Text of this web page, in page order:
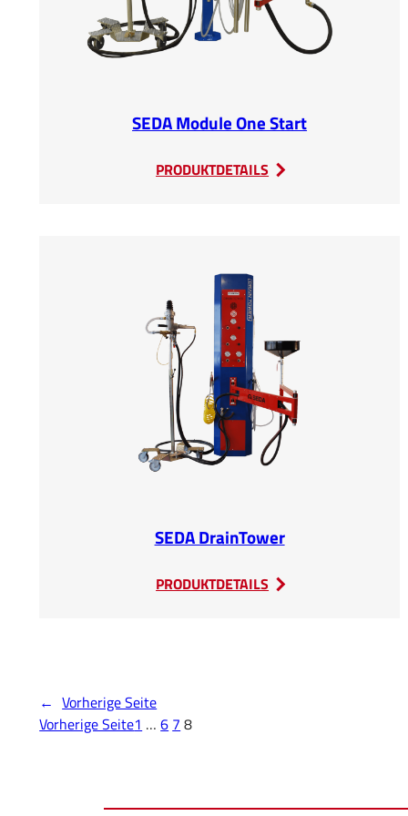
SEDA Module One Start
PRODUKTDETAILS
:
SEDA DrainTower
PRODUKTDETAILS
:
← Vorherige Seite
Vorherige Seite1 … 6 7 8